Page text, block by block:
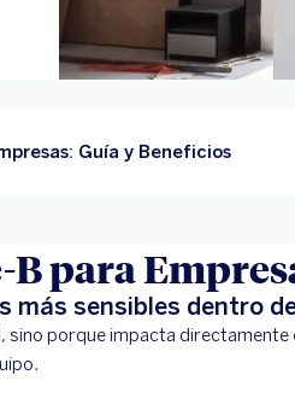
Guía y Beneficios
para
más sensibles dentro
sino porque impacta directamente